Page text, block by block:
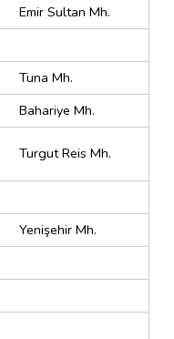
Emir Sultan Mh.
Tuna Mh.
Bahariye Mh.
Turgut Reis Mh.
Yenişehir Mh.